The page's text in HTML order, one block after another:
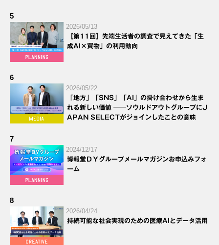
5
2026/05/13
【第11回】先端生活者の調査で見えてきた「生
成AI×買物」の利用動向
6
2026/05/22
「地方」「SNS」「AI」の掛け合わせから生ま
れる新しい価値 ──ソウルドアウトグループにJ
APAN SELECTがジョインしたことの意味
7
2024/12/17
博報堂ＤＹグループメールマガジンお申込みフォ
ーム
8
2026/04/24
持続可能な社会実現のための医療AIとデータ活用